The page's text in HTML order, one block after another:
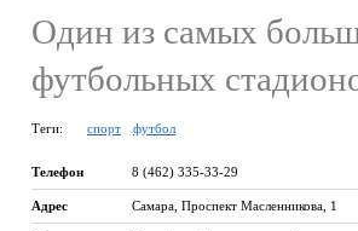
Один из самых
футбольных
Теги: спорт футбол
Телефон 8 (462) 335-33-29
Адрес Самара, Проспект Масленникова, 1